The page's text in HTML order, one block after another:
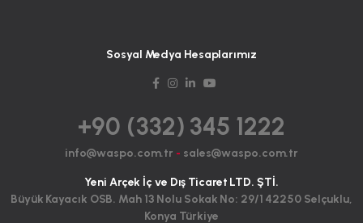
Sosyal Medya Hesaplarımız
+90 (332) 345 1222
info@waspo.com.tr - sales@waspo.com.tr
Yeni Arçek İç ve Dış Ticaret LTD. ŞTİ.
Büyük Kayacık OSB. Mah 13 Nolu Sokak No: 29/1 42250 Selçuklu,
Konya Türkiye